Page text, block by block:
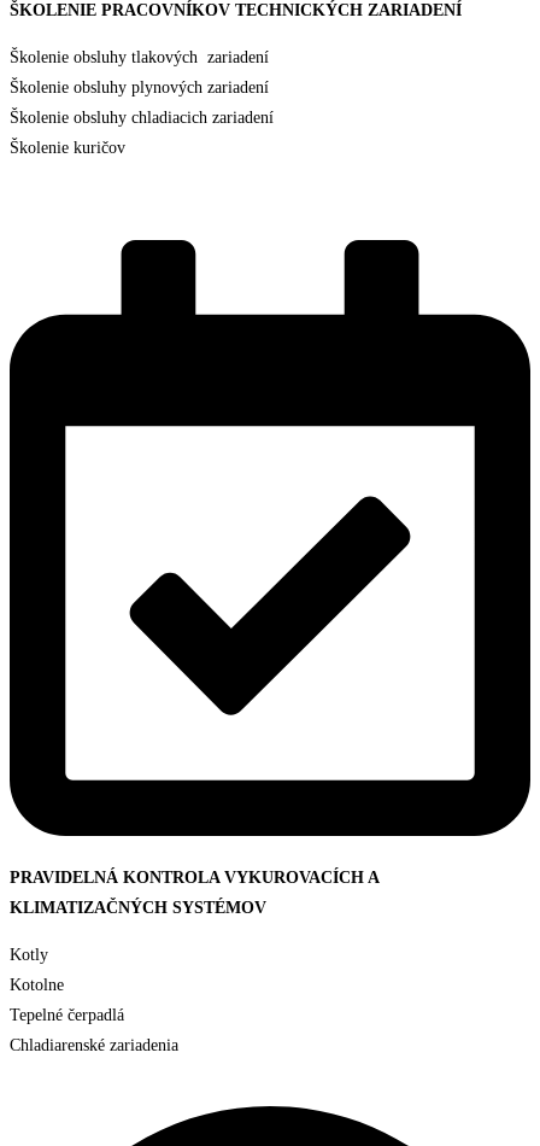
ŠKOLENIE PRACOVNÍKOV TECHNICKÝCH ZARIADENÍ
Školenie obsluhy tlakových zariadení
Školenie obsluhy plynových zariadení
Školenie obsluhy chladiacich zariadení
Školenie kuričov
PRAVIDELNÁ KONTROLA VYKUROVACÍCH A
KLIMATIZAČNÝCH SYSTÉMOV
Kotly
Kotolne
Tepelné čerpadlá
Chladiarenské zariadenia